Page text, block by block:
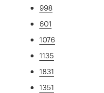
998
601
1076
1135
1831
1351